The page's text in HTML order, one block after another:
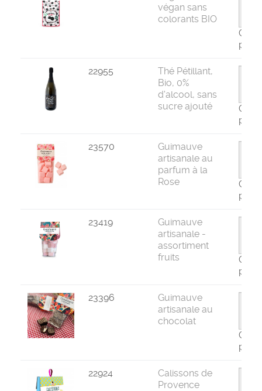
végan sans
colorants BIO
par
22955
Thé Pétillant,
Bio, 0%
d'alcool, sans
sucre ajouté
par 6
23570
Guimauve
artisanale au
parfum à la
Rose
par
23419
Guimauve
artisanale -
assortiment
fruits
par
23396
Guimauve
artisanale au
chocolat
par
22924
Calissons de
Provence